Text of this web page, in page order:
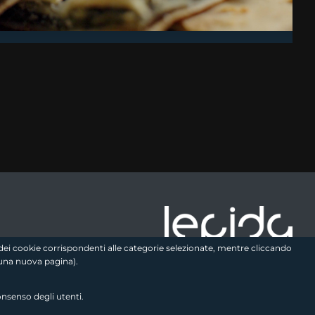
link utili
cookie corrispondenti alle categorie selezionate, mentre cliccando
nuova pagina).
degli utenti.